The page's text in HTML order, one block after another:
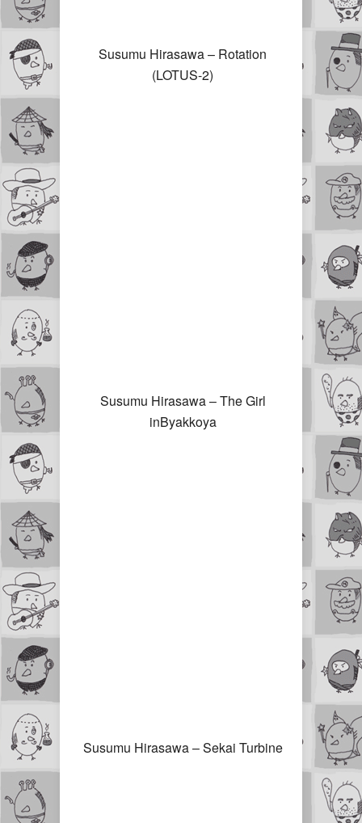
Susumu Hirasawa – Rotation
(LOTUS-2)
Susumu Hirasawa – The Girl
inByakkoya
Susumu Hirasawa – Sekai Turbine